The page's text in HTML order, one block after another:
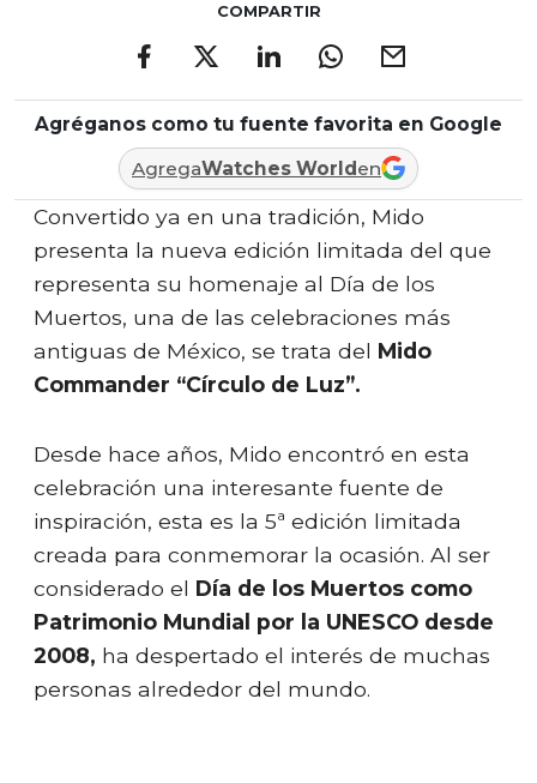
COMPARTIR
Agréganos como tu fuente favorita en Google
AgregaWatches Worlden
Convertido ya en una tradición, Mido
presenta la nueva edición limitada del que
representa su homenaje al Día de los
Muertos, una de las celebraciones más
antiguas de México, se trata del Mido
Commander “Círculo de Luz”.
Desde hace años, Mido encontró en esta
celebración una interesante fuente de
inspiración, esta es la 5ª edición limitada
creada para conmemorar la ocasión. Al ser
considerado el Día de los Muertos como
Patrimonio Mundial por la UNESCO desde
2008, ha despertado el interés de muchas
personas alrededor del mundo.